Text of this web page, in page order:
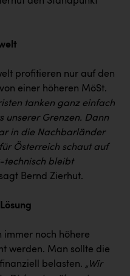
profitieren nur auf den
einer höheren MöSt.
tanken ganz einfach
unserer Grenzen. Dann
in die Nachbarländer
Österreich schaut auf
technisch bleibt
Bernd Zierhut.
immer noch höhere
werden. Man sollte die
belasten. „Wir